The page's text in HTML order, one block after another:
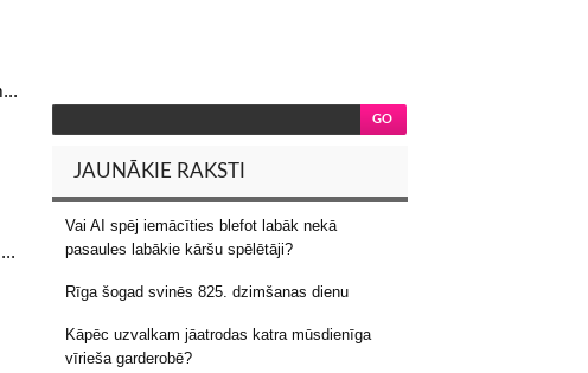
JAUNĀKIE RAKSTI
Vai AI spēj iemācīties blefot labāk nekā
pasaules labākie kāršu spēlētāji?
Rīga šogad svinēs 825. dzimšanas dienu
Kāpēc uzvalkam jāatrodas katra mūsdienīga
vīrieša garderobē?